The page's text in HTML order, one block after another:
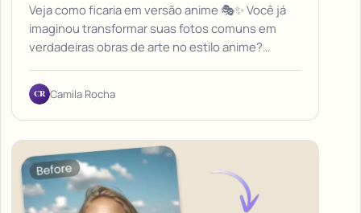
Veja como ficaria em versão anime 🎭✨ Você já
imaginou transformar suas fotos comuns em
verdadeiras obras de arte no estilo anime?…
CR Camila Rocha